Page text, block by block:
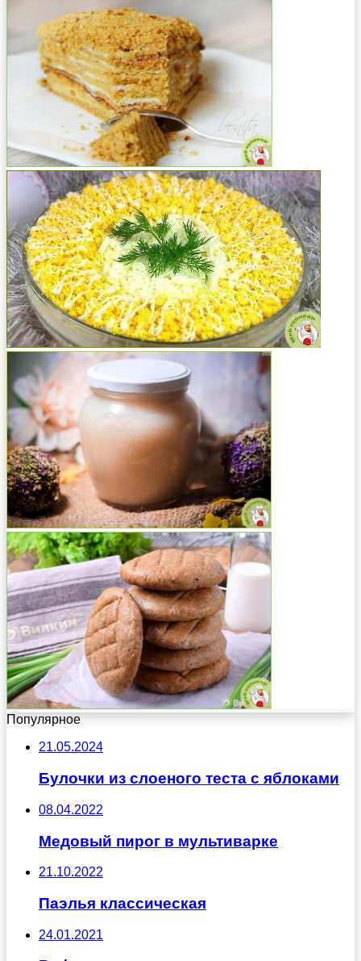
Популярное
21.05.2024
Булочки из слоеного теста с яблоками
08.04.2022
Медовый пирог в мультиварке
21.10.2022
Паэлья классическая
24.01.2021